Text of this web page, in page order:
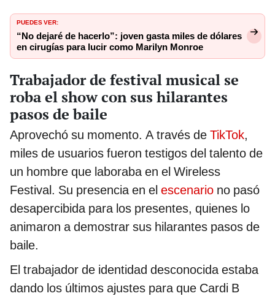
PUEDES VER:
“No dejaré de hacerlo”: joven gasta miles de dólares
en cirugías para lucir como Marilyn Monroe
Trabajador de festival musical se
roba el show con sus hilarantes
pasos de baile
Aprovechó su momento. A través de TikTok,
miles de usuarios fueron testigos del talento de
un hombre que laboraba en el Wireless
Festival. Su presencia en el escenario no pasó
desapercibida para los presentes, quienes lo
animaron a demostrar sus hilarantes pasos de
baile.
El trabajador de identidad desconocida estaba
dando los últimos ajustes para que Cardi B